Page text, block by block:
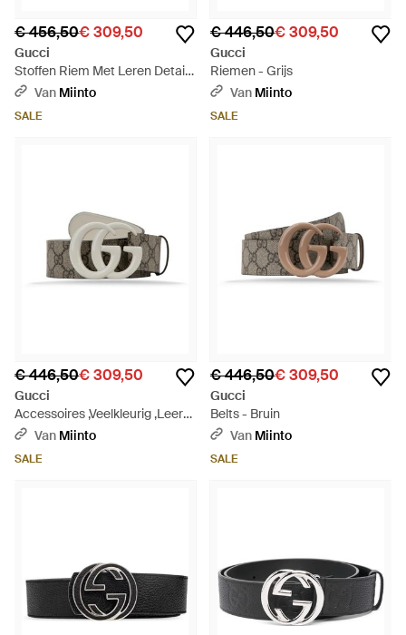
€ 456,50€ 309,50
Gucci
Stoffen Riem Met Leren Details
- Groen
Van Miinto
SALE
€ 446,50€ 309,50
Gucci
Riemen - Grijs
Van Miinto
SALE
€ 446,50€ 309,50
Gucci
Accessoires ,Veelkleurig ,Leer
Leren Riem Met Logo-Gesp -
Van Miinto
SALE
€ 446,50€ 309,50
Gucci
Belts - Bruin
Van Miinto
SALE